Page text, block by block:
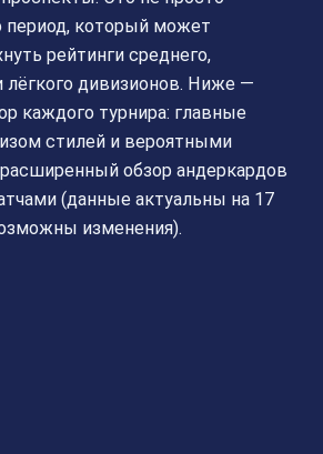
период, который может
рейтинги среднего,
лёгкого дивизионов. Ниже —
каждого турнира: главные
стилей и вероятными
обзор андеркардов
(данные актуальны на 17
изменения).